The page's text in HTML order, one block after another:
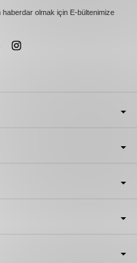
olmak için E-bültenimize